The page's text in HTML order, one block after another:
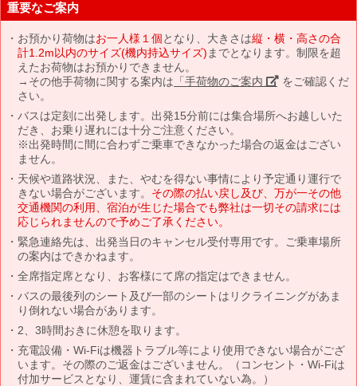
重要なご案内
お預かり荷物はお一人様１個となり、大きさは縦・横・高さの合
計1.2m以内のサイズ(機内持込サイズ) までとなります。制限を超
えたお荷物はお預かりできません。
→その他手荷物に関する案内は 「手荷物のご案内」 をご確認くだ
さい。
バスは定刻に出発します。出発15分前には集合場所へお越しいた
だき、お乗り遅れには十分ご注意ください。
※出発時間に間に合わずご乗車できなかった場合の返金はござい
ません。
天候や道路状況、また、やむを得ない事情により予定通り運行で
きない場合がございます。 その際の払い戻し及び、万が一その他
交通機関の利用、宿泊が生じた場合でも弊社は一切その請求には
応じられませんので予めご了承ください。
緊急連絡先は、出発当日のキャンセル受付専用です。ご乗車場所
の案内はできかねます。
全席指定席となり、お客様にて席の指定はできません。
バスの最後列のシート及び一部のシートはリクライニングがあま
り倒れない場合があります。
2、3時間おきに休憩を取ります。
充電設備・Wi-Fiは機器トラブル等により使用できない場合がござ
います。その際のご返金はございません。（コンセント・Wi-Fiは
付加サービスとなり、運賃に含まれていない為。）